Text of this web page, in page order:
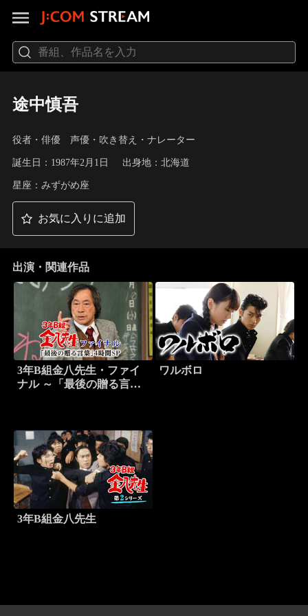
途中慎吾
役者・俳優 声優・吹き替え・ナレーター
誕生日：1987年2月1日 出身地：北海道
星座：みずがめ座
お気に入りに追加
出演・関連作品
3年B組金八先生・ファイ
ナル ～「最後の贈る言
ワルボロ
3年B組金八先生